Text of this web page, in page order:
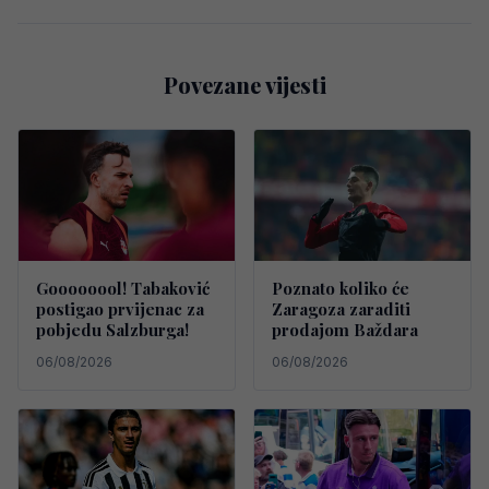
Povezane vijesti
Goooooool! Tabaković
postigao prvijenac za
pobjedu Salzburga!
06/08/2026
Poznato koliko će
Zaragoza zaraditi
prodajom Baždara
06/08/2026